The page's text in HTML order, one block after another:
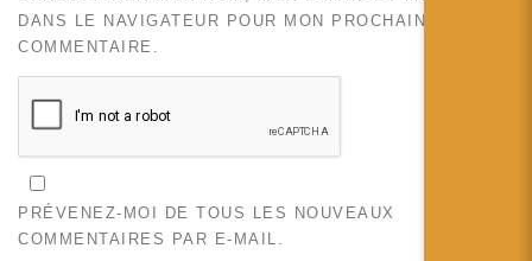
DANS LE NAVIGATEUR POUR MON PROCHAIN
COMMENTAIRE.
PRÉVENEZ-MOI DE TOUS LES NOUVEAUX
COMMENTAIRES PAR E-MAIL.